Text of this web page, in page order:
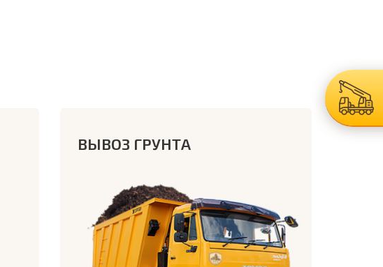
ВЫВОЗ ГРУНТА